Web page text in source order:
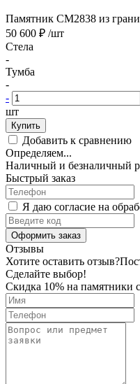
Памятник CM2838 из
50 600 ₽ /шт
Стела
-
Тумба
-
-
шт
Купить
Добавить к сравнению
Определяем...
Наличный и безналичный
Быстрый заказ
Я даю согласие на
Оформить заказ
Отзывы
Хотите оставить отзыв?
Сделайте выбор!
Скидка 10% на памятники